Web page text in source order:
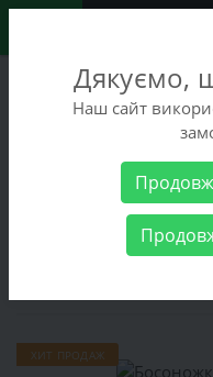
Женские товары
ХИТ ПРОДАЖ
Дякуємо,
Наш сайт